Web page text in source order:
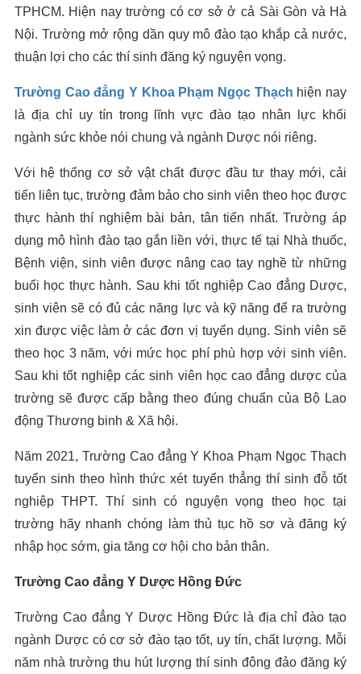
TPHCM. Hiện nay trường có cơ sở ở cả Sài Gòn và Hà
Nội. Trường mở rộng dần quy mô đào tạo khắp cả nước,
thuận lợi cho các thí sinh đăng ký nguyện vọng.
Trường Cao đẳng Y Khoa Phạm Ngọc Thạch hiện nay
là địa chỉ uy tín trong lĩnh vực đào tạo nhân lực khối
ngành sức khỏe nói chung và ngành Dược nói riêng.
Với hệ thống cơ sở vật chất được đầu tư thay mới, cải
tiến liên tục, trường đảm bảo cho sinh viên theo học được
thực hành thí nghiệm bài bản, tân tiến nhất. Trường áp
dụng mô hình đào tạo gắn liền với, thực tế tại Nhà thuốc,
Bệnh viện, sinh viên được nâng cao tay nghề từ những
buổi học thực hành. Sau khi tốt nghiệp Cao đẳng Dược,
sinh viên sẽ có đủ các năng lực và kỹ năng để ra trường
xin được việc làm ở các đơn vị tuyển dụng. Sinh viên sẽ
theo học 3 năm, với mức học phí phù hợp với sinh viên.
Sau khi tốt nghiệp các sinh viên học cao đẳng dược của
trường sẽ được cấp bằng theo đúng chuẩn của Bộ Lao
động Thương binh & Xã hội.
Năm 2021, Trường Cao đẳng Y Khoa Phạm Ngọc Thạch
tuyển sinh theo hình thức xét tuyển thẳng thí sinh đỗ tốt
nghiệp THPT. Thí sinh có nguyện vọng theo học tại
trường hãy nhanh chóng làm thủ tục hồ sơ và đăng ký
nhập học sớm, gia tăng cơ hội cho bản thân.
Trường Cao đẳng Y Dược Hồng Đức
Trường Cao đẳng Y Dược Hồng Đức là địa chỉ đào tạo
ngành Dược có cơ sở đào tạo tốt, uy tín, chất lượng. Mỗi
năm nhà trường thu hút lượng thí sinh đông đảo đăng ký